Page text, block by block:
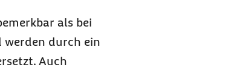
als bei
werden durch ein
Auch